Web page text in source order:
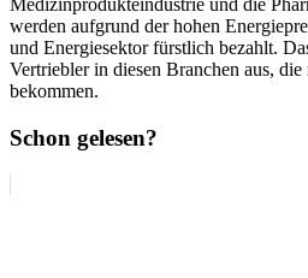
Medizinprodukteindustrie und die
werden aufgrund der hohen
und Energiesektor fürstlich bezahlt.
Vertriebler in diesen Branchen aus,
bekommen.
Schon gelesen?